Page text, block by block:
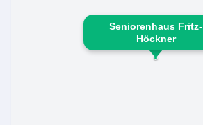
Seniorenhaus Fritz-
Höckner